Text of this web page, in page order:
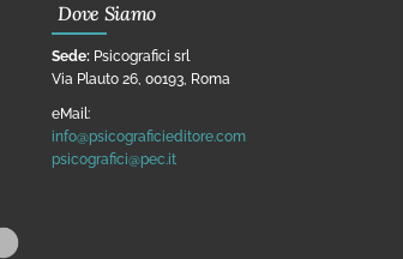
Dove Siamo
Sede: Psicografici srl
Via Plauto 26, 00193, Roma
eMail:
info@psicograficieditore.com
psicografici@pec.it